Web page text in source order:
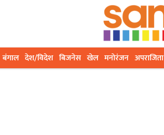
बंगाल देश/विदेश बिजनेस खेल मनोरंजन अपराजिता